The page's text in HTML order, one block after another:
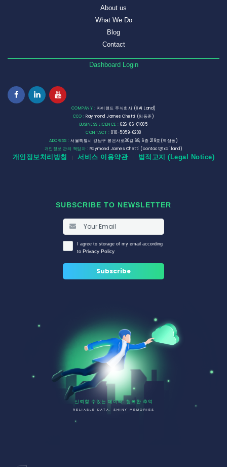
About us
What We Do
Blog
Contact
Dashboard Login
COMPANY : 자이랜드 주식회사 (XAI Land)
CEO : Raymond James Chetti (임동준)
BUSINESS LICENCE : 626-86-01085
CONTACT : 010-5059-6208
ADDRESS : 서울특별시 강남구 봉은사로30길 68, 6층 219호(역삼동)
개인정보 관리 책임자 : Raymond James Chetti (contact@xai.land)
개인정보처리방침 서비스 이용약관 법적고지 (Legal Notice)
SUBSCRIBE TO NEWSLETTER
I agree to storage of my email according
to Privacy Policy
신뢰할 수있는 데이터. 행복한 추억
RELIABLE DATA. SHINY MEMORIES